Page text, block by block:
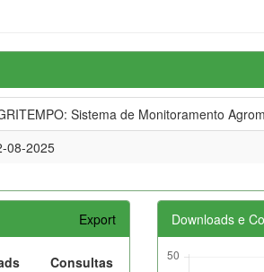
Sistema de Monitoramento
08-2025
Export
Consultas
Downloads e